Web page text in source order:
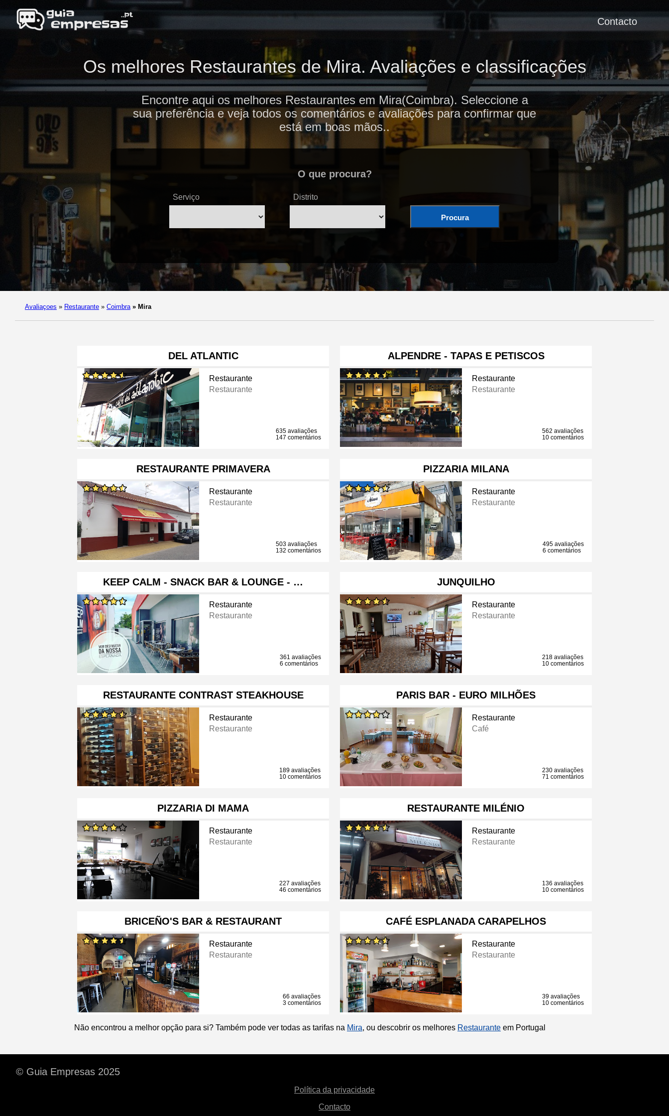
Contacto
Os melhores Restaurantes de Mira. Avaliações e classificações
Encontre aqui os melhores Restaurantes em Mira(Coimbra). Seleccione a
sua preferência e veja todos os comentários e avaliações para confirmar que
está em boas mãos..
O que procura?
Serviço Distrito
Procura
Avaliaçoes » Restaurante » Coimbra » Mira
DEL ATLANTIC
Restaurante
Restaurante
635 avaliações
147 comentários
ALPENDRE - TAPAS E PETISCOS
Restaurante
Restaurante
562 avaliações
10 comentários
RESTAURANTE PRIMAVERA
Restaurante
Restaurante
503 avaliações
132 comentários
PIZZARIA MILANA
Restaurante
Restaurante
495 avaliações
6 comentários
KEEP CALM - SNACK BAR & LOUNGE - …
Restaurante
Restaurante
361 avaliações
6 comentários
JUNQUILHO
Restaurante
Restaurante
218 avaliações
10 comentários
RESTAURANTE CONTRAST STEAKHOUSE
Restaurante
Restaurante
189 avaliações
10 comentários
PARIS BAR - EURO MILHÕES
Restaurante
Café
230 avaliações
71 comentários
PIZZARIA DI MAMA
Restaurante
Restaurante
227 avaliações
46 comentários
RESTAURANTE MILÉNIO
Restaurante
Restaurante
136 avaliações
10 comentários
BRICEÑO'S BAR & RESTAURANT
Restaurante
Restaurante
66 avaliações
3 comentários
CAFÉ ESPLANADA CARAPELHOS
Restaurante
Restaurante
39 avaliações
10 comentários
Não encontrou a melhor opção para si? Também pode ver todas as tarifas na Mira, ou descobrir os melhores Restaurante em Portugal
© Guia Empresas 2025
Política da privacidade
Contacto